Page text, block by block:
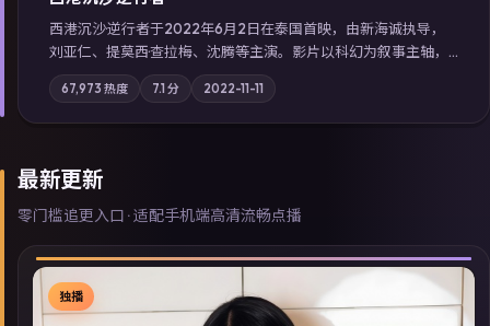
西港沉沙·逆行者于2022年6月2日在泰国首映，由新海诚执导，
刘亚仁、提莫西·查拉梅、沈腾等主演。影片以科幻为叙事主轴，
失踪人口档案牵出跨国灰色产业链；摄影与配乐强化地域气质；
站内亦可通过「国产免费观看高清电视剧在线看」延展检索同类
型高分佳作，畅享高清在线追剧体验。
67,973 热度 7.1分 2022-11-11
最新更新
零门槛追更入口 · 适配手机端高清流畅点播
独播